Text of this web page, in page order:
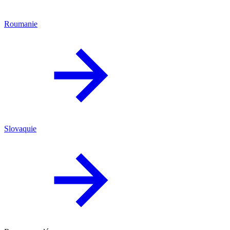
Roumanie
Slovaquie